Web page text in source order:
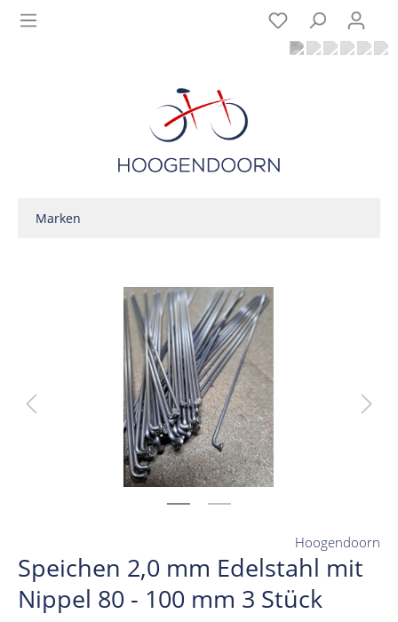
Marken
Speichen 2,0 mm Edelstahl mit
Nippel 80 - 100 mm 3 Stück
Hoogendoorn